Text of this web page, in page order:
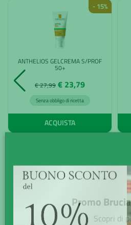
- 15%
ANTHELIOS GELCREMA S/PROF
50+
€ 27,99 € 23,79
Senza obbligo di ricetta
ACQUISTA
Promo
Scopri di